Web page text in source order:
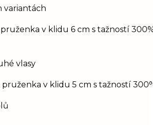
variantách
v klidu 6 cm s tažností
vlasy
v klidu 5 cm s tažností